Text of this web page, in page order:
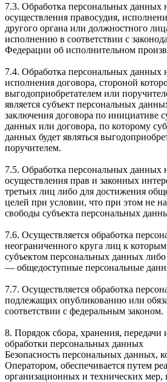
7.3. Обработка персональных данных
осуществления правосудия,
другого органа или должностного
исполнению в соответствии с
Федерации об исполнительном
7.4. Обработка персональных данных
исполнения договора, стороной
выгодоприобретателем или
является субъект персональных
заключения договора по инициативе
данных или договора, по которому
данных будет являться
поручителем.
7.5. Обработка персональных данных
осуществления прав и законных
третьих лиц либо для достижения
целей при условии, что при этом не
свободы субъекта персональных
7.6. Осуществляется обработка
неограниченного круга лиц к
субъектом персональных данных либо
— общедоступные персональные
7.7. Осуществляется обработка
подлежащих опубликованию или
соответствии с федеральным законом.
8. Порядок сбора, хранения, передачи
обработки персональных данных
Безопасность персональных данных,
Оператором, обеспечивается путем
организационных и технических мер,